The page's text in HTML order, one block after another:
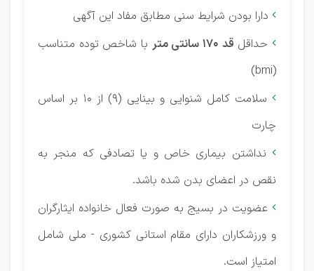
 دارا بودن شرایط سنی مطابق مفاد این آگهی
حداقل قد ۱۷۰ سانتی متر
با شاخص توده متناسب
(bmi)

سلامت کامل شنوایی و بینایی (۹) از ۱۰ بر اساس
چارت
 نداشتن بیماری خاص و یا تصادفی که منجر به
نقص در اعضای بدن شده باشد.
 عضویت در بسیج به صورت فعال خانواده ایثارگران
و ورزشکاران دارای مقام استانی کشوری - ملی شامل
امتیاز است.